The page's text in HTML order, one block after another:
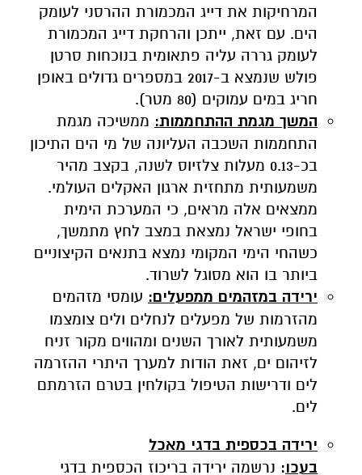
המרחיקות את דייג המכמורת ההרסני לעומק
הים. עם זאת, ייתכן והרחקת דייג המכמורת
לעומק גררה עליה פתאומית בנוכחות סרטן
פולש שנמצא ב-2017 במספרים גדולים באופן
חריג במים עמוקים (80 מטר).
המשך מגמת ההתחממות: ממשיכה מגמת
התחממות השכבה העליונה של מי הים התיכון
בכ-0.13
מעלות צלזיוס לשנה, בקצב מהיר
משמעותית מתחזית ארגון האקלים העולמי.
ממצאים אלה מראים, כי המערכת הימית
בחופי ישראל נמצאת במצב לחץ מתמשך,
כשהחי הימי המקומי נמצא בתנאים הקיצוניים
ביותר בו הוא מסוגל לשרוד.
ירידה במזהמים ממפעלים: עומסי מזהמים
מהזרמות של מפעלים לנחלים ולים צומצמו
משמעותית לאורך השנים ומהווים מקור זניח
לזיהום ים, זאת הודות למערך היתרי ההזרמה
לים ודרישות הטיפול בקולחין בטרם הזרמתם
לים.
ירידה בכספית בדגי מאכל
בעכו: נרשמה ירידה בריכוז הכספית בדגי